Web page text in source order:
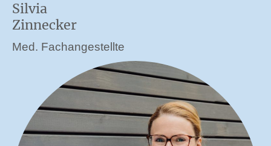
Silvia
Zinnecker
Med. Fachangestellte